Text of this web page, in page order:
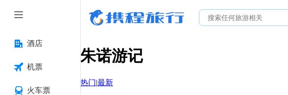
酒店
机票
火车票
朱诺游记
热门|最新